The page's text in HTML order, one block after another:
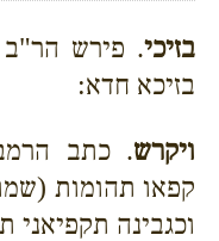
בזיכי. פירש
בזיכא חדא:
ויקרש. כתב
קפאו תהומות
וכגבינה תקפיאני